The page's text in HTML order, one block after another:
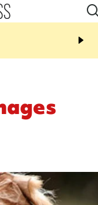
20:01
A RETENIR CE SOIR
travail, bagarre à la